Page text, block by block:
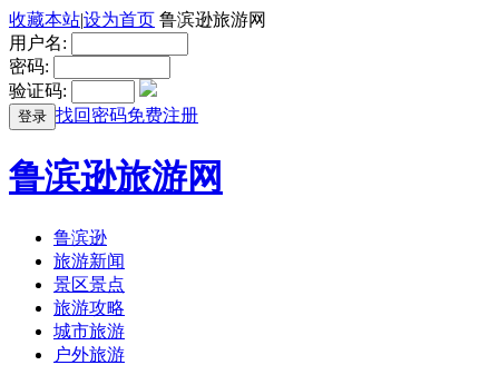
收藏本站|设为首页 鲁滨逊旅游网
用户名:
密码:
验证码:
登录 找回密码免费注册
鲁滨逊旅游网
鲁滨逊
旅游新闻
景区景点
旅游攻略
城市旅游
户外旅游